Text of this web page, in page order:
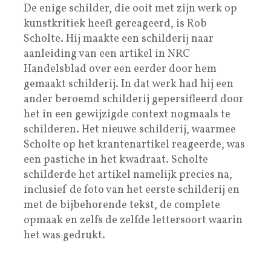
De enige schilder, die ooit met zijn werk op
kunstkritiek heeft gereageerd, is Rob
Scholte. Hij maakte een schilderij naar
aanleiding van een artikel in NRC
Handelsblad over een eerder door hem
gemaakt schilderij. In dat werk had hij een
ander beroemd schilderij gepersifleerd door
het in een gewijzigde context nogmaals te
schilderen. Het nieuwe schilderij, waarmee
Scholte op het krantenartikel reageerde, was
een pastiche in het kwadraat. Scholte
schilderde het artikel namelijk precies na,
inclusief de foto van het eerste schilderij en
met de bijbehorende tekst, de complete
opmaak en zelfs de zelfde lettersoort waarin
het was gedrukt.